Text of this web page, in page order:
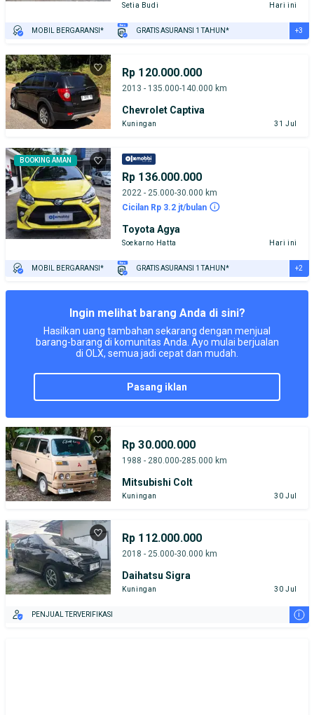
Setia Budi Hari ini
MOBIL BERGARANSI* GRATIS ASURANSI 1 TAHUN*
PENJUAL TERVERIFIKASI
+3
Rp 120.000.000
2013 - 135.000-140.000 km
Chevrolet Captiva
Kuningan 31 Jul
BOOKING AMAN
Rp 136.000.000
2022 - 25.000-30.000 km
Cicilan Rp 3.2 jt/bulan
Toyota Agya
Soekarno Hatta Hari ini
MOBIL BERGARANSI* GRATIS ASURANSI 1 TAHUN* +2
Ingin melihat barang Anda di sini?
Hasilkan uang tambahan sekarang dengan menjual
barang-barang di komunitas Anda. Ayo mulai berjualan
di OLX, semua jadi cepat dan mudah.
pasang iklan
Rp 30.000.000
1988 - 280.000-285.000 km
Mitsubishi Colt
Kuningan 30 Jul
Rp 112.000.000
2018 - 25.000-30.000 km
Daihatsu Sigra
Kuningan 30 Jul
PENJUAL TERVERIFIKASI i